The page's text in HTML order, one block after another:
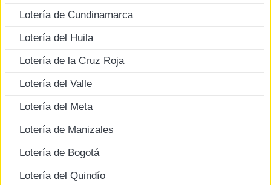
Lotería de Cundinamarca
Lotería del Huila
Lotería de la Cruz Roja
Lotería del Valle
Lotería del Meta
Lotería de Manizales
Lotería de Bogotá
Lotería del Quindío